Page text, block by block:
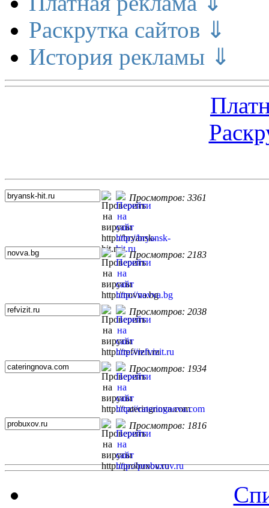
Раскрутка сайтов ⇓
История рекламы ⇓
Просмотров: 3361
Просмотров: 2183
Просмотров: 2038
Просмотров: 1934
Просмотров: 1816